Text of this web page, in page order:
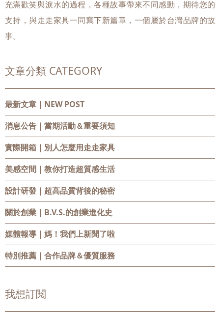
充滿歡笑與淚水的過程，各種故事帶來不同感動，期待您的
支持，與走走家具一同寫下新篇章，一個屬於台灣品牌的故
事。
文章分類 CATEGORY
最新文章｜NEW POST
消息公告 ｜當期活動＆重要須知
實際開箱 ｜別人怎麼用走走家具
美感空間 ｜教你打造超質感生活
設計研發 ｜超高品質背後的秘密
關於創業 ｜B.V.S.的創業進化史
媒體報導 ｜媽！我們上新聞了啦
特別推薦 ｜合作品牌＆優質服務
我想訂閱